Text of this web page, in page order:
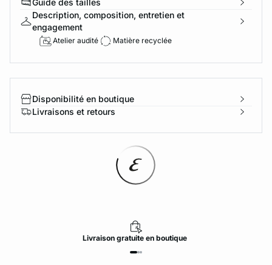
Guide des tailles
Description, composition, entretien et
engagement
Atelier audité Matière recyclée
Disponibilité en boutique
Livraisons et retours
Livraisongratuiteen boutique